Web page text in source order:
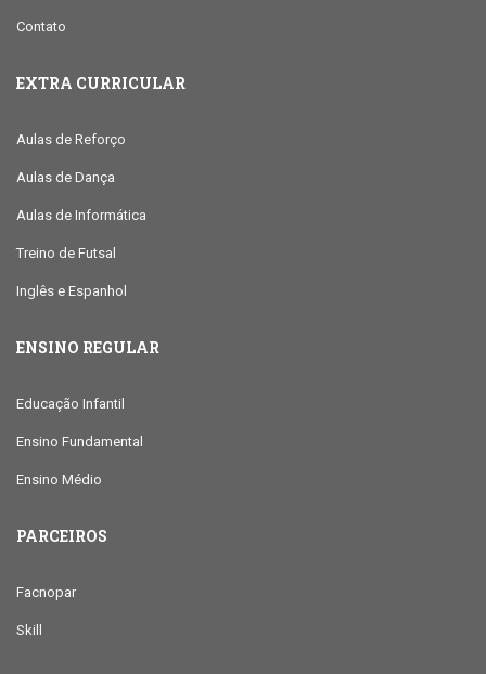
Contato
EXTRA CURRICULAR
Aulas de Reforço
Aulas de Dança
Aulas de Informática
Treino de Futsal
Inglês e Espanhol
ENSINO REGULAR
Educação Infantil
Ensino Fundamental
Ensino Médio
PARCEIROS
Facnopar
Skill